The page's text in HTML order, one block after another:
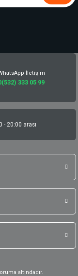
İletişim
333 05 99
- 20:00 arası
altındadır.